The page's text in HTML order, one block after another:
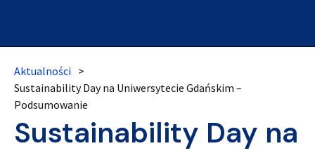
Aktualności >
Sustainability Day na Uniwersytecie Gdańskim –
Podsumowanie
Sustainability Day na